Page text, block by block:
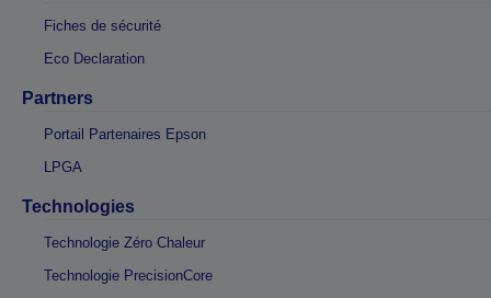
Fiches de sécurité
Eco Declaration
Partners
Portail Partenaires Epson
LPGA
Technologies
Technologie Zéro Chaleur
Technologie PrecisionCore